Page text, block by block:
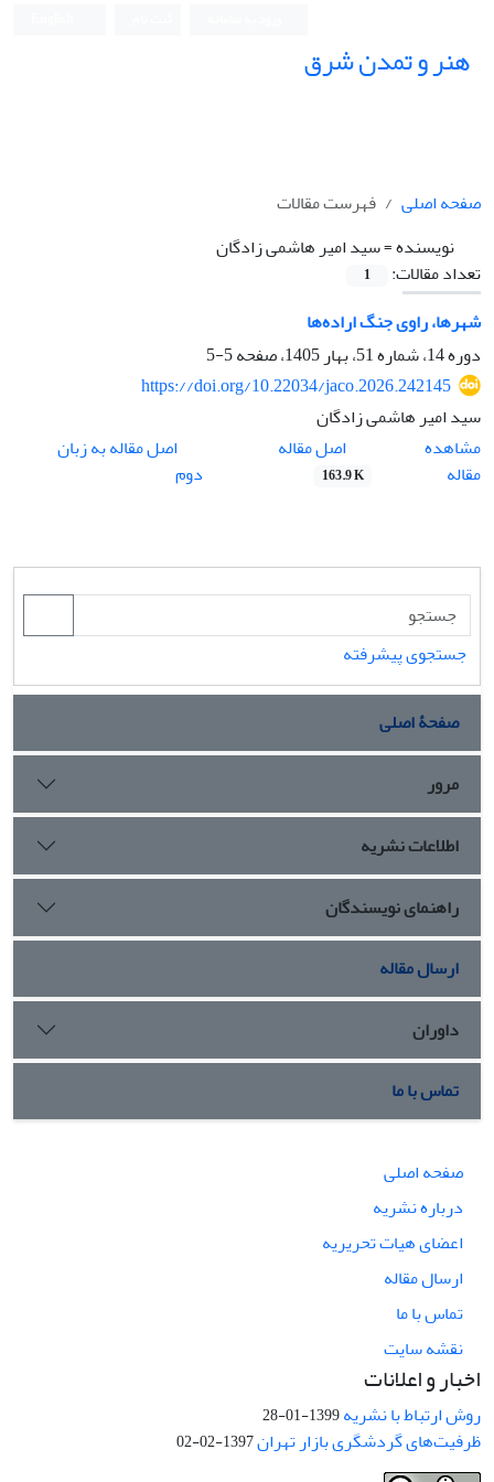
هنر و تمدن شرق
صفحه اصلی
فهرست مقالات
نویسنده =سید امیر هاشمی ‌زادگان
تعداد مقالات:
1
شهرها، راوی جنگ اراده‌ها
دوره 14، شماره 51، بهار 1405، صفحه
5-5
https://doi.org/10.22034/jaco.2026.242145
سید امیر هاشمی ‌زادگان
مشاهده
مقاله
اصل مقاله
163.9 K
اصل مقاله به زبان
دوم
جستجوی پیشرفته
صفحۀ اصلی
مرور
اطلاعات نشریه
راهنمای نویسندگان
ارسال مقاله
داوران
تماس با ما
صفحه اصلی
درباره نشریه
اعضای هیات تحریریه
ارسال مقاله
تماس با ما
نقشه سایت
اخبار و اعلانات
روش ارتباط با نشریه1399-01-28
ظرفیت‌های گردشگری بازار تهران1397-02-02